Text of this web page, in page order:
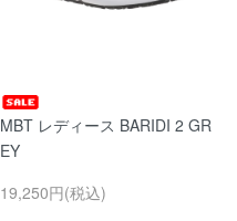
MBT レディース BARIDI 2 GR
EY
19,250円(税込)